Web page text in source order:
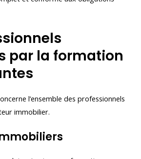
par la formation
l’ensemble des professionnels
immobilier.